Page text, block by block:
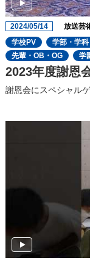
2024/05/14 放送芸
学校PV
学部・学
先輩・OB・OG
学
2023年度謝恩
謝恩会にスペシャル